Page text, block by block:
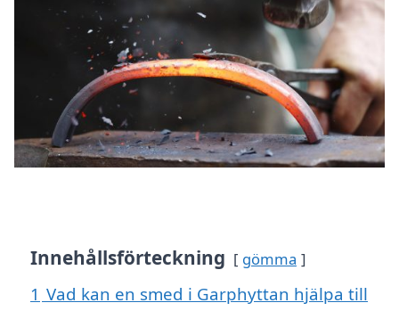
Innehållsförteckning gömma
1 Vad kan en smed i Garphyttan hjälpa till